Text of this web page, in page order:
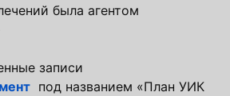
была агентом
записи
под названием «План УИК